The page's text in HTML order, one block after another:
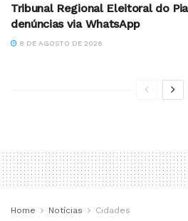
Tribunal Regional Eleitoral do
denúncias via WhatsApp
8 DE AGOSTO DE 2026
Home Notícias Cidades